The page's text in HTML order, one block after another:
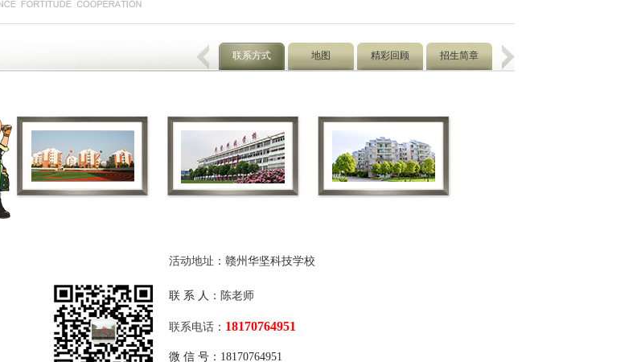
联系方式 地图 精彩回顾 招生简章
活动地址 ： 赣州华坚科技学校
联 系 人 ：陈老师
联系电话 ： 18170764951
微 信 号： 18170764951